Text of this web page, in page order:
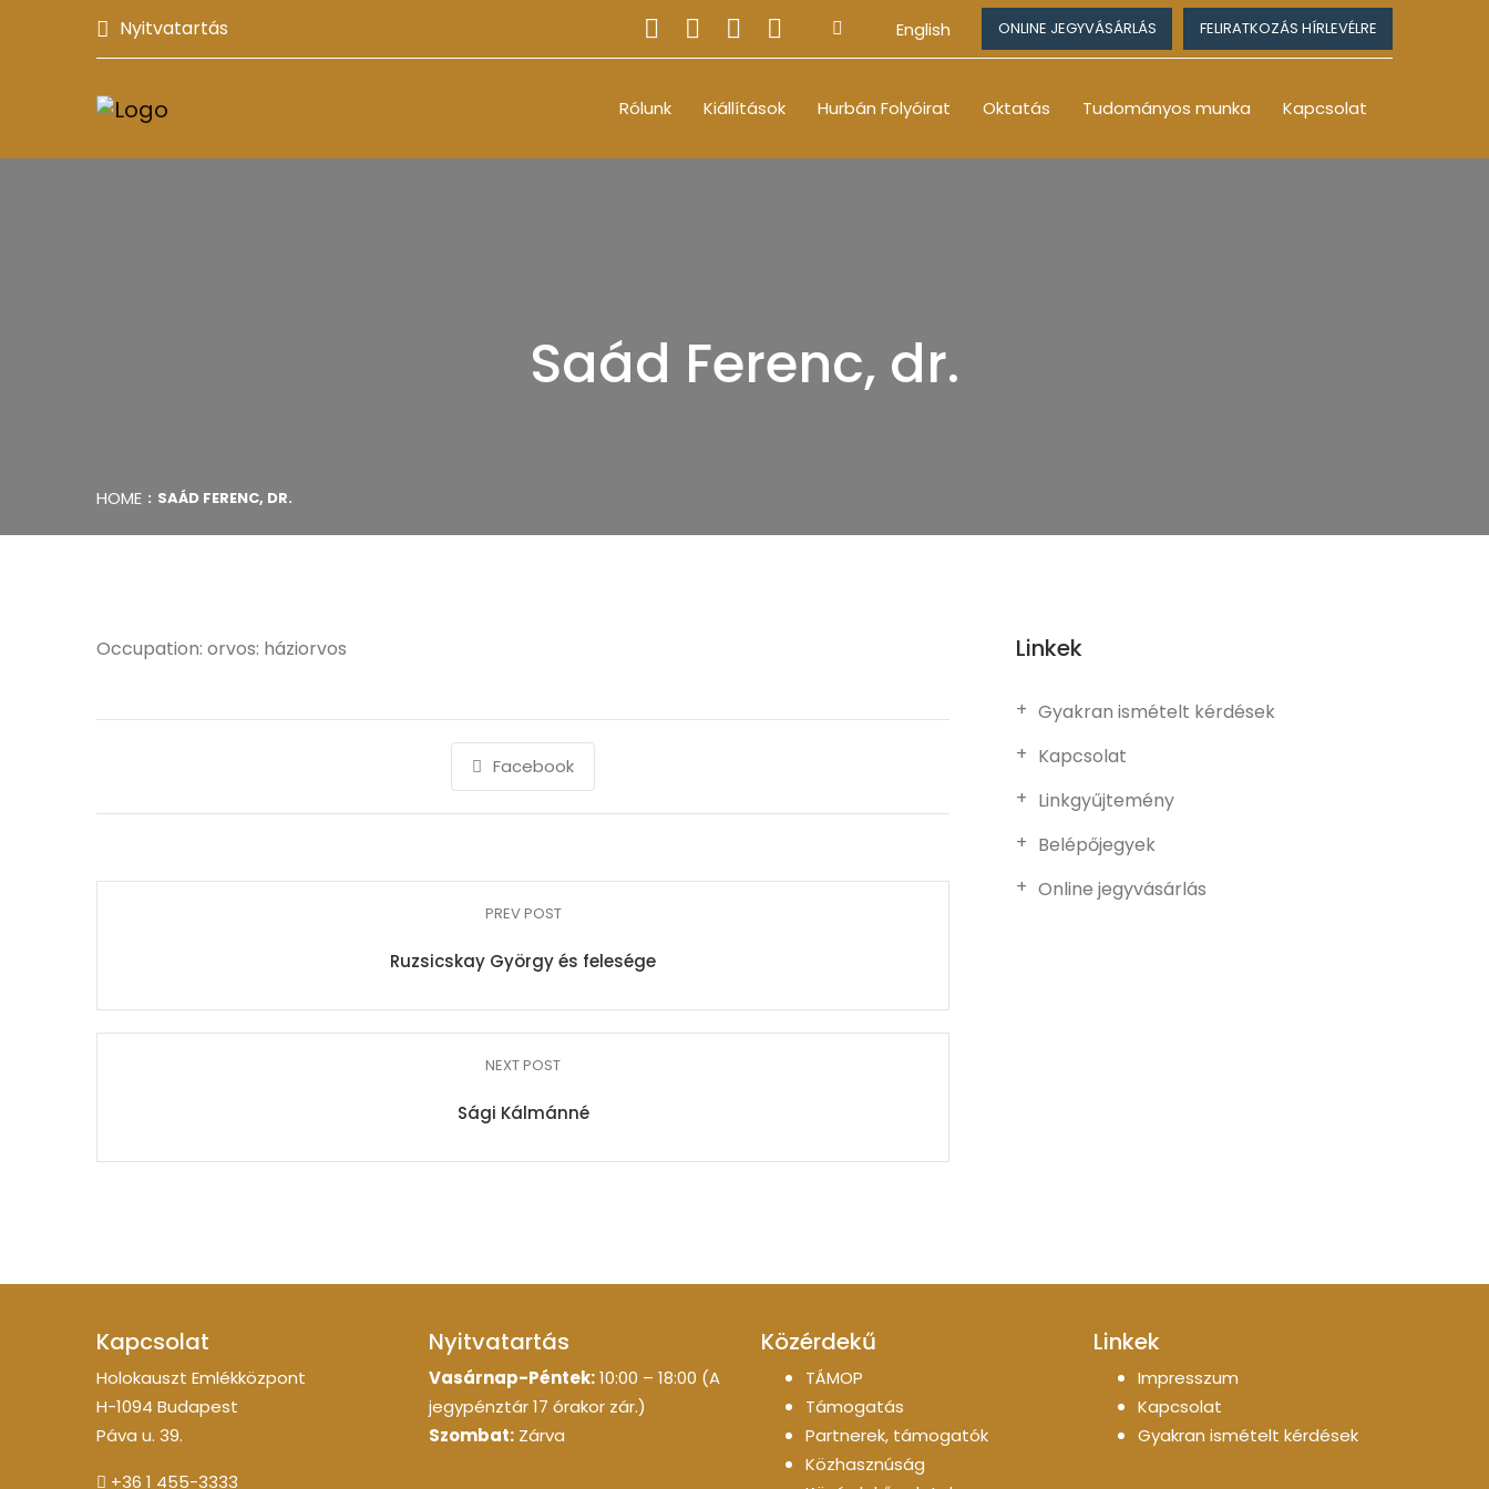
Nyitvatartás English ONLINE JEGYVÁSÁRLÁS FELIRATKOZÁS HÍRLEVÉLRE
Rólunk Kiállítások Hurbán Folyóirat Oktatás Tudományos munka Kapcsolat
Saád Ferenc, dr.
HOME SAÁD FERENC, DR.
Occupation: orvos: háziorvos
Facebook
PREV POST
Ruzsicskay György és felesége
NEXT POST
Sági Kálmánné
Linkek
Gyakran ismételt kérdések
Kapcsolat
Linkgyűjtemény
Belépőjegyek
Online jegyvásárlás
Kapcsolat
Holokauszt Emlékközpont
H-1094 Budapest
Páva u. 39.
+36 1 455-3333
Nyitvatartás
Vasárnap-Péntek:10:00 – 18:00 (A
jegypénztár 17 órakor zár.)
Szombat: Zárva
Közérdekű
TÁMOP
Támogatás
Partnerek, támogatók
Közhasznúság
Linkek
Impresszum
Kapcsolat
Gyakran ismételt kérdések